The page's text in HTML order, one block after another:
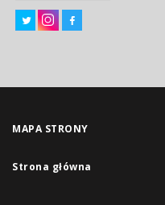
MAPA STRONY
Strona główna